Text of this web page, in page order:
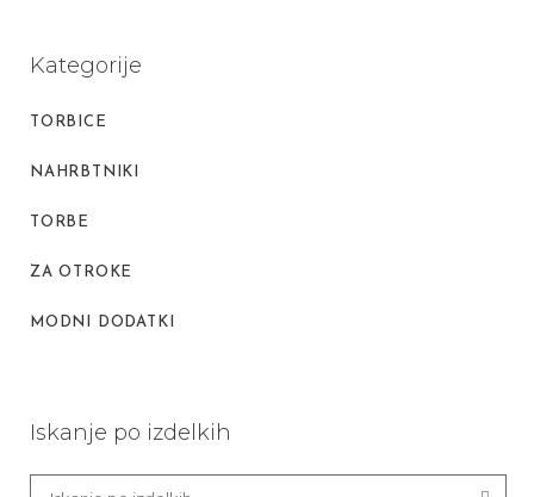
Kategorije
TORBICE
NAHRBTNIKI
TORBE
ZA OTROKE
MODNI DODATKI
Iskanje po izdelkih